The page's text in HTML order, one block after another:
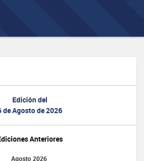
Edición del
de Agosto de 2026
Anteriores
Agosto 2026